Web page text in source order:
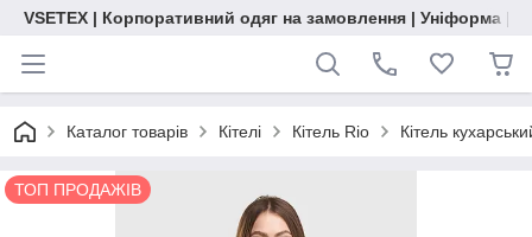
VSETEX | Корпоративний одяг на замовлення | Уніформа |
Каталог товарів Кітелі Кітель Rio Кітель
ТОП ПРОДАЖІВ